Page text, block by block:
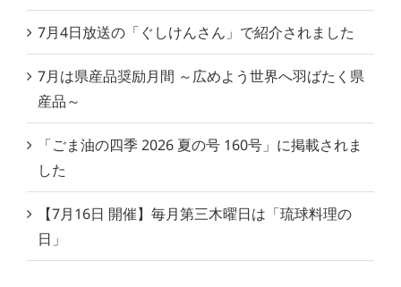
7月4日放送の「ぐしけんさん」で紹介されました
7月は県産品奨励月間 ～広めよう世界へ羽ばたく県
産品～
「ごま油の四季 2026 夏の号 160号」に掲載されま
した
【7月16日 開催】毎月第三木曜日は「琉球料理の
日」